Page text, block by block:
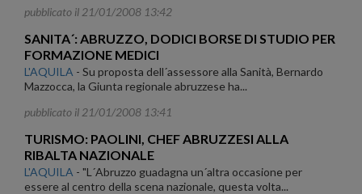
pubblicato il 21/01/2008 13:42
SANITA´: ABRUZZO, DODICI BORSE DI STUDIO PER
FORMAZIONE MEDICI
L'AQUILA - Su proposta dell´assessore alla Sanità, Bernardo
Mazzocca, la Giunta regionale abruzzese ha...
pubblicato il 21/01/2008 13:41
TURISMO: PAOLINI, CHEF ABRUZZESI ALLA
RIBALTA NAZIONALE
L'AQUILA - "L´Abruzzo guadagna un´altra occasione per
essere al centro della scena nazionale, questa volta...